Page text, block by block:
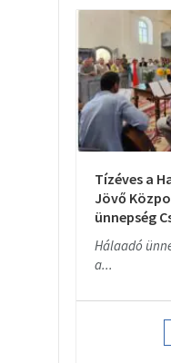
Tízéves a
Jövő
ünnepség
Hálaadó
a...